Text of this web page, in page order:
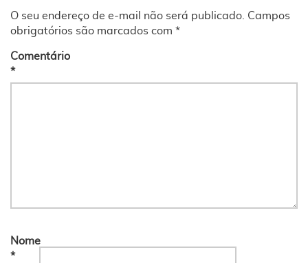
O seu endereço de e-mail não será publicado. Campos
obrigatórios são marcados com *
Comentário
*
Nome
*